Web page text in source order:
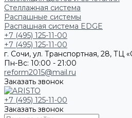
Стеллажная система
Распашные системы
Распашная система EDGE
+7 (495) 125-11-00
+7 (495) 125-11-00
г. Сочи, ул. Транспортная, 28, ТЦ
Пн-Вс: 10:00 - 21:00
reform2015@mail.ru
Заказать звонок
+7 (495) 125-11-00
Заказать звонок